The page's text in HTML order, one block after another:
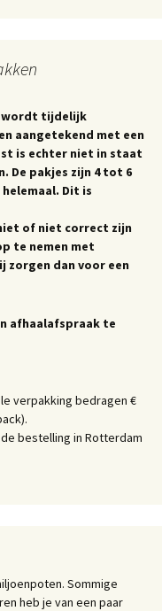
wordt tijdelijk
aangetekend met een
is echter niet in staat
De pakjes zijn 4 tot 6
Dit is
of niet correct zijn
te nemen met
zorgen dan voor een
afhaalafspraak te
verpakking bedragen €
bestelling in Rotterdam
Sommige
heb je van een paar